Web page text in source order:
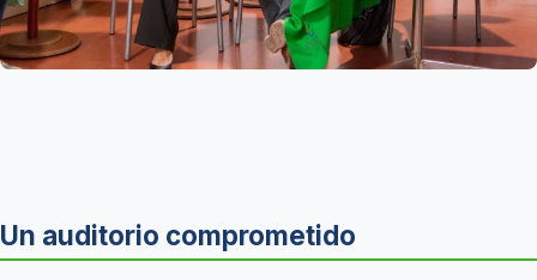
Un auditorio comprometido